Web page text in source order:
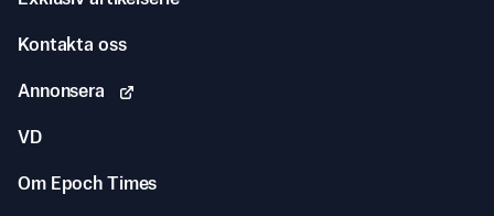
Kontakta oss
Annonsera
VD
Om Epoch Times